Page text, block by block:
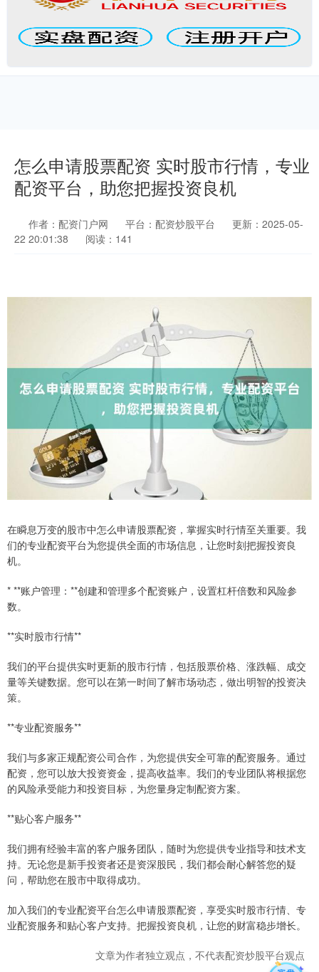
怎么申请股票配资 实时股市行情，专业
配资平台，助您把握投资良机
作者：配资门户网 平台：配资炒股平台
更新：2025-05-
22 20:01:38
阅读：141
在瞬息万变的股市中怎么申请股票配资，掌握实时行情至关重要。我
们的专业配资平台为您提供全面的市场信息，让您时刻把握投资良
机。
* **账户管理：**创建和管理多个配资账户，设置杠杆倍数和风险参
数。
**实时股市行情**
我们的平台提供实时更新的股市行情，包括股票价格、涨跌幅、成交
量等关键数据。您可以在第一时间了解市场动态，做出明智的投资决
策。
**专业配资服务**
我们与多家正规配资公司合作，为您提供安全可靠的配资服务。通过
配资，您可以放大投资资金，提高收益率。我们的专业团队将根据您
的风险承受能力和投资目标，为您量身定制配资方案。
**贴心客户服务**
我们拥有经验丰富的客户服务团队，随时为您提供专业指导和技术支
持。无论您是新手投资者还是资深股民，我们都会耐心解答您的疑
问，帮助您在股市中取得成功。
加入我们的专业配资平台怎么申请股票配资，享受实时股市行情、专
业配资服务和贴心客户支持。把握投资良机，让您的财富稳步增长。
文章为作者独立观点，不代表配资炒股平台观点